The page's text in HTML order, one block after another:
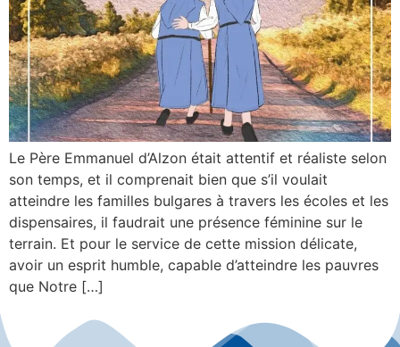
Le Père Emmanuel d’Alzon était attentif et réaliste selon
son temps, et il comprenait bien que s’il voulait
atteindre les familles bulgares à travers les écoles et les
dispensaires, il faudrait une présence féminine sur le
terrain. Et pour le service de cette mission délicate,
avoir un esprit humble, capable d’atteindre les pauvres
que Notre […]